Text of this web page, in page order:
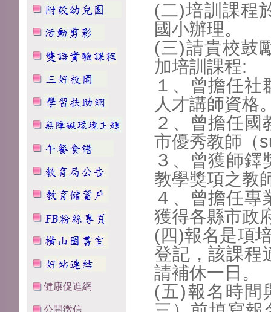
健康促進網
公開徵信
(二)培訓課程
國小辦理。
(三)請貴校鼓
加培訓課程:
１、曾擔任
人才講師資格
２、曾擔任
市優秀教師（
３、曾獲師
教學獎項之教
４、曾擔任專
獲得各縣市政
(四)報名是項
登記，該課程
請補休一 日。
(五)報名時間